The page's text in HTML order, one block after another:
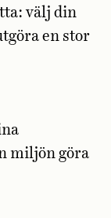
välj din
en stor
miljön göra